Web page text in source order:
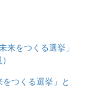
をつくる選挙」と